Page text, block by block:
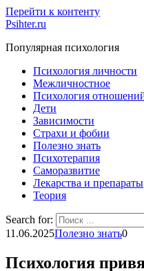
Перейти к контенту
Psihter.ru
Популярная психология
Психология личности
Межличностное
Психология
Дети
Зависимости
Страхи и фобии
Полезно знать
Психотерапия
Саморазвитие
Лекарства и препараты
Теория
Search for:
11.06.2025Полезно знать0
Психология